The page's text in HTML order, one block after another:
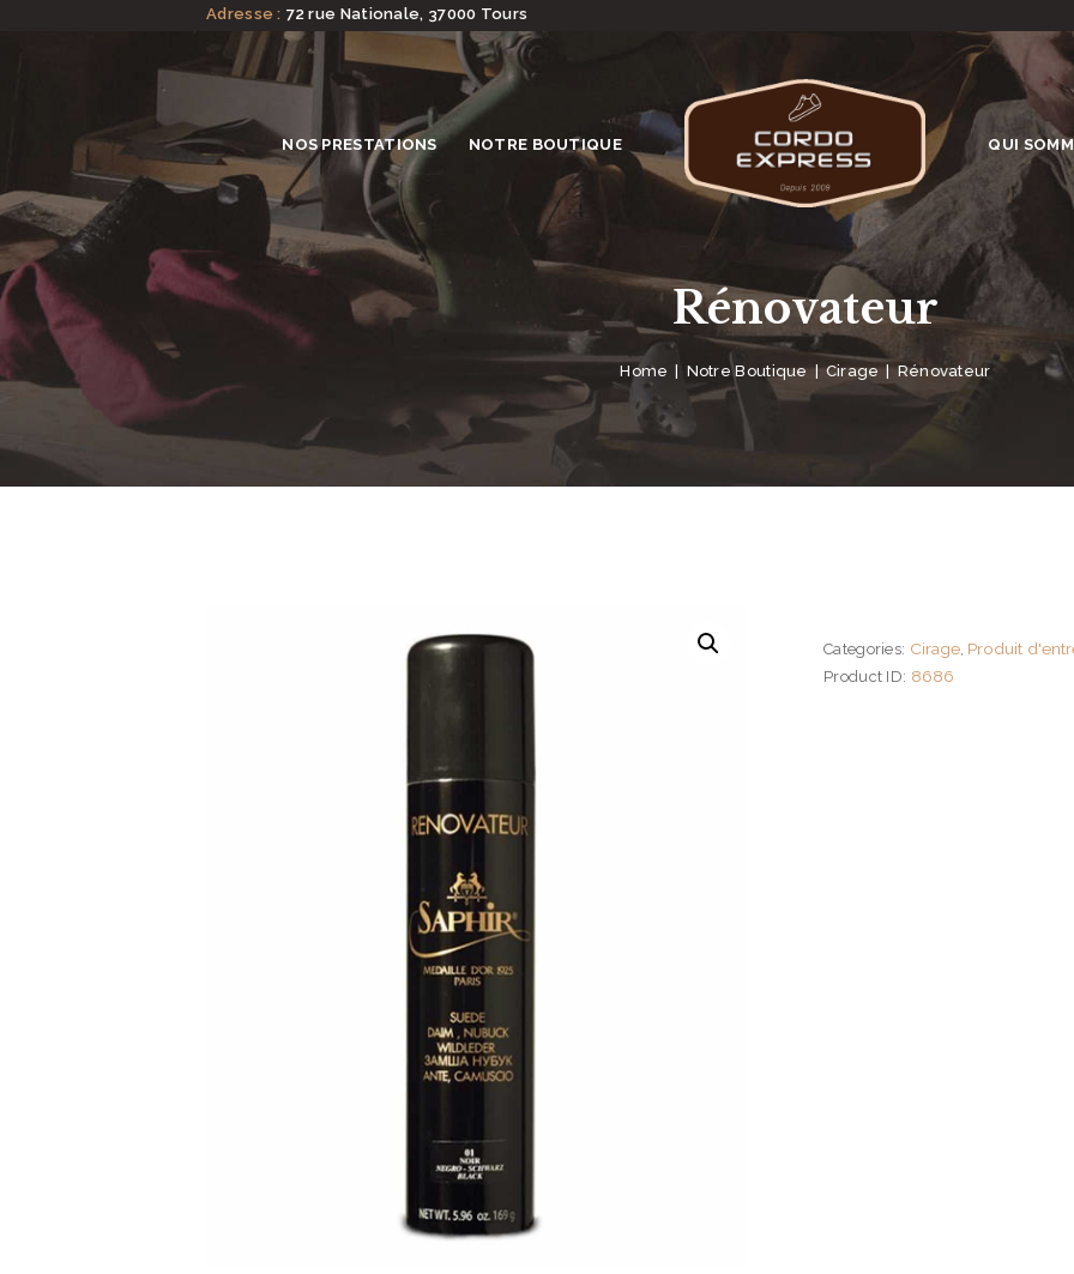
Adresse : 72 rue Nationale, 37000 Tours
NOS PRESTATIONS NOTRE BOUTIQUE QUI
Rénovateur
Home Notre Boutique Cirage Rénovateur
Categories: Cirage, Produit
Product ID: 8686